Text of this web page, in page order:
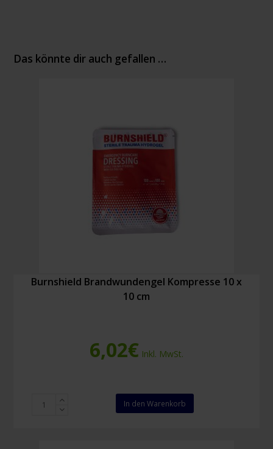
Das könnte dir auch gefallen …
Burnshield Brandwundengel Kompresse 10 x
10 cm
6,02€ Inkl. MwSt.
Burnshield
Brandwundengel
In den Warenkorb